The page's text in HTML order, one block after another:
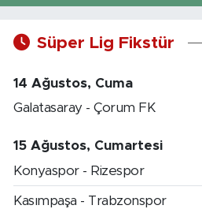
Süper Lig Fikstür
14 Ağustos, Cuma
Galatasaray - Çorum FK
15 Ağustos, Cumartesi
Konyaspor - Rizespor
Kasımpaşa - Trabzonspor